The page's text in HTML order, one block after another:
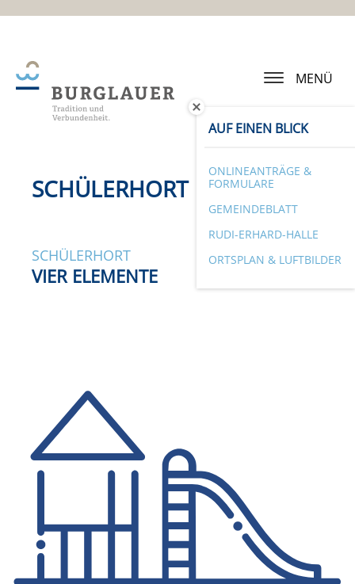
MENÜ
AUF EINEN BLICK
ONLINEANTRÄGE &
FORMULARE
GEMEINDEBLATT
RUDI-ERHARD-HALLE
ORTSPLAN & LUFTBILDER
SCHÜLERHORT
SCHÜLERHORT
VIER ELEMENTE